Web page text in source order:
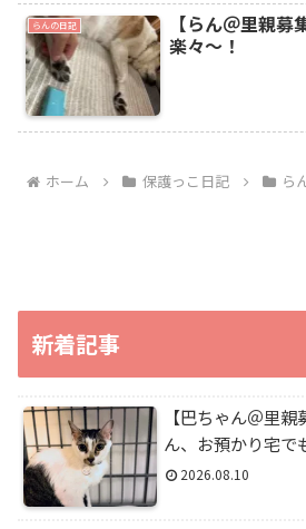
らんの日記
【らん＠里親
楽々〜！
ホーム 保護っこ日記 ら
新着記事
【巴ちゃん＠里
ん、お預かり宅で
2026.08.10